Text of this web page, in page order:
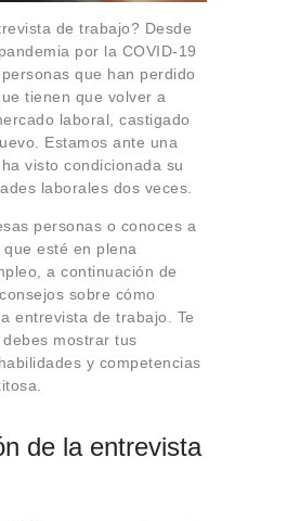
de trabajo? Desde
por la COVID-19
que han perdido
tienen que volver a
laboral, castigado
Estamos ante una
visto condicionada su
laborales dos veces.
personas o conoces a
esté en plena
a continuación de
sobre cómo
entrevista de trabajo. Te
mostrar tus
y competencias
de la entrevista